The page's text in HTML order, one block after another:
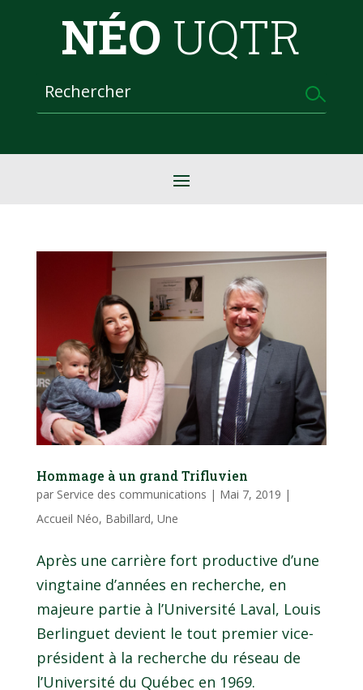
NÉO UQTR
Hommage à un grand Trifluvien
par Service des communications | Mai 7, 2019 |
Accueil Néo, Babillard, Une
Après une carrière fort productive d’une
vingtaine d’années en recherche, en
majeure partie à l’Université Laval, Louis
Berlinguet devient le tout premier vice-
président à la recherche du réseau de
l’Université du Québec en 1969.